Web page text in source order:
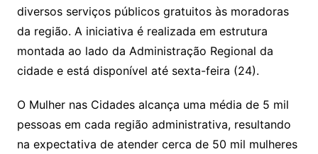
diversos serviços públicos gratuitos às moradoras
da região. A iniciativa é realizada em estrutura
montada ao lado da Administração Regional da
cidade e está disponível até sexta-feira (24).
O Mulher nas Cidades alcança uma média de 5 mil
pessoas em cada região administrativa, resultando
na expectativa de atender cerca de 50 mil mulheres